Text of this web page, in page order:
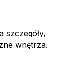
szczegóły,
wnętrza.